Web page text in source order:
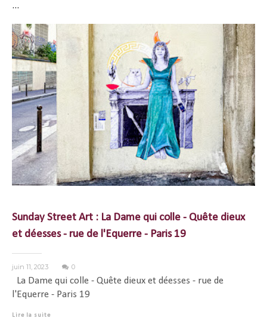
...
Sunday Street Art : La Dame qui colle - Quête dieux
et déesses - rue de l'Equerre - Paris 19
juin 11, 2023 0
La Dame qui colle - Quête dieux et déesses - rue de
l'Equerre - Paris 19
Lire la suite